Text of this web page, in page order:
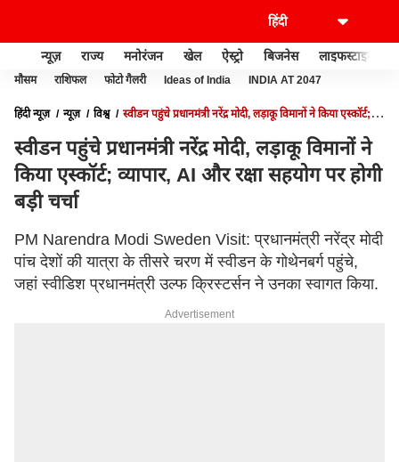
न्यूज़ राज्य मनोरंजन खेल ऐस्ट्रो बिजनेस लाइफस्टाइल
मौसम राशिफल फोटो गैलरी Ideas of India INDIA AT 2047
हिंदी न्यूज़ न्यूज़ विश्व
स्वीडन पहुंचे प्रधानमंत्री नरेंद्र मोदी, लड़ाकू विमानों ने किया एस्कॉर्ट;
स्वीडन पहुंचे प्रधानमंत्री नरेंद्र मोदी, लड़ाकू विमानों ने
किया एस्कॉर्ट; व्यापार, AI और रक्षा सहयोग पर होगी
बड़ी चर्चा
PM Narendra Modi Sweden Visit: प्रधानमंत्री नरेंद्र मोदी
पांच देशों की यात्रा के तीसरे चरण में स्वीडन के गोथेनबर्ग पहुंचे,
जहां स्वीडिश प्रधानमंत्री उल्फ क्रिस्टर्सन ने उनका स्वागत किया.
Advertisement